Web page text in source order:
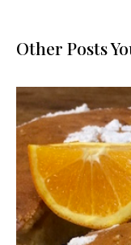
Other Posts